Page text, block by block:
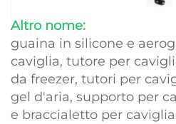
Altro nome:
guaina in silicone e
caviglia, tutore per
da freezer, tutori per
gel d'aria, supporto per
e braccialetto per